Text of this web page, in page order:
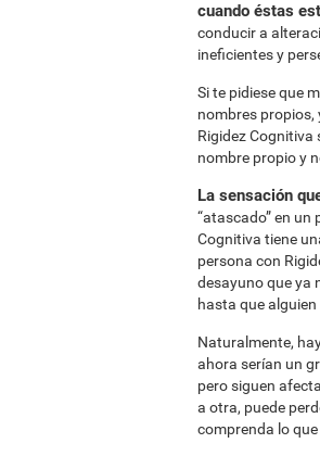
cuando éstas
conducir a
ineficientes y
Si te pidiese que
nombres propios,
Rigidez Cognitiva
nombre propio y
La sensación
“atascado” en un
Cognitiva tiene
persona con
desayuno que ya
hasta que alguien
Naturalmente,
ahora serían un
pero siguen
a otra, puede
comprenda lo